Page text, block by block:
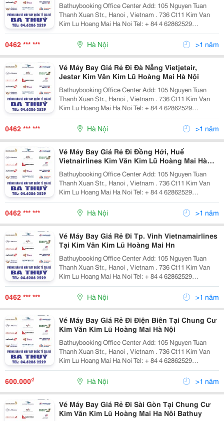
Bathuybooking Office Center Add: 105 Nguyen Tuan
Thanh Xuan Str., Hanoi , Vietnam . 736 Ct11 Kim Van
Kim Lu Hoang Mai Ha Noi Tel: + 84 4 62862529
/62862500 Fax: +84 4 62862529 Cell Phone: + 84
972.958.782 + 84 982.419.779 Email: Phongv
0462 *** *** Hà Nội >1 năm
Vé Máy Bay Giá Rẻ Đi Đà Nẵng Vietjetair,
Jestar Kim Văn Kim Lũ Hoàng Mai Hà Nội
Bathuybooking Office Center Add: 105 Nguyen Tuan
Thanh Xuan Str., Hanoi , Vietnam . 736 Ct11 Kim Van
Kim Lu Hoang Mai Ha Noi Tel: + 84 4 62862529
/62862500 Fax: +84 4 62862529 Cell Phone: + 84
972.958.782 + 84 982.419.779 Email: Phongv
0462 *** *** Hà Nội >1 năm
Vé Máy Bay Giá Rẻ Đi Đồng Hới, Huế
Vietnairlines Kim Văn Kim Lũ Hoàng Mai Hà
Nội
Bathuybooking Office Center Add: 105 Nguyen Tuan
Thanh Xuan Str., Hanoi , Vietnam . 736 Ct11 Kim Van
Kim Lu Hoang Mai Ha Noi Tel: + 84 4 62862529
/62862500 Fax: +84 4 62862529 Cell Phone: + 84
972.958.782 + 84 982.419.779 Email: Phongv
0462 *** *** Hà Nội >1 năm
Vé Máy Bay Giá Rẻ Đi Tp. Vinh Vietnamairlines
Tại Kim Văn Kim Lũ Hoàng Mai Hn
Bathuybooking Office Center Add: 105 Nguyen Tuan
Thanh Xuan Str., Hanoi , Vietnam . 736 Ct11 Kim Van
Kim Lu Hoang Mai Ha Noi Tel: + 84 4 62862529
/62862500 Fax: +84 4 62862529 Cell Phone: + 84
972.958.782 + 84 982.419.779 Email: Phongv
0462 *** *** Hà Nội >1 năm
Vé Máy Bay Giá Rẻ Đi Điện Biên Tại Chung Cư
Kim Văn Kim Lũ Hoàng Mai Hà Nội
Bathuybooking Office Center Add: 105 Nguyen Tuan
Thanh Xuan Str., Hanoi , Vietnam . 736 Ct11 Kim Van
Kim Lu Hoang Mai Ha Noi Tel: + 84 4 62862529
/62862500 Fax: +84 4 62862529 Cell Phone: + 84
972.958.782 + 84 982.419.779 Email: Phongv
600.000₫ Hà Nội >1 năm
Vé Máy Bay Giá Rẻ Đi Sài Gòn Tại Chung Cư
Kim Văn Kim Lũ Hoàng Mai Ha Nôi Bathuy